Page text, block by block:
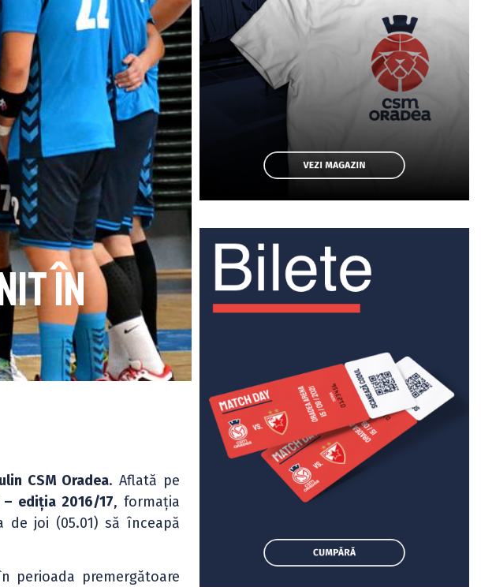
în
CSM Oradea. Aflată pe
ediția 2016/17, formația
joi (05.01) să înceapă
perioada premergătoare